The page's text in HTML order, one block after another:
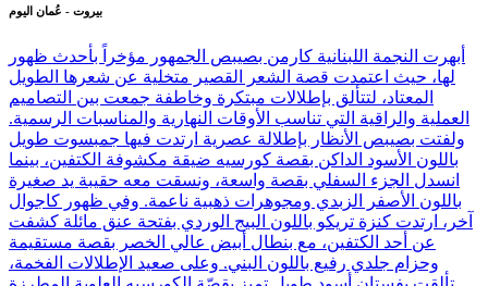
بيروت - عُمان اليوم
أبهرت النجمة اللبنانية كارمن بصيبص الجمهور مؤخراً بأحدث ظهور
لها، حيث اعتمدت قصة الشعر القصير متخلية عن شعرها الطويل
المعتاد، لتتألق بإطلالات مبتكرة وخاطفة جمعت بين التصاميم
العملية والراقية التي تناسب الأوقات النهارية والمناسبات الرسمية.
ولفتت بصيبص الأنظار بإطلالة عصرية ارتدت فيها جمبسوت طويل
باللون الأسود الداكن بقصة كورسيه ضيقة مكشوفة الكتفين، بينما
انسدل الجزء السفلي بقصة واسعة، ونسقت معه حقيبة يد صغيرة
باللون الأصفر الزبدي ومجوهرات ذهبية ناعمة. وفي ظهور كاجوال
آخر، ارتدت كنزة تريكو باللون البيج الوردي بفتحة عنق مائلة كشفت
عن أحد الكتفين، مع بنطال أبيض عالي الخصر بقصة مستقيمة
وحزام جلدي رفيع باللون البني. وعلى صعيد الإطلالات الفخمة،